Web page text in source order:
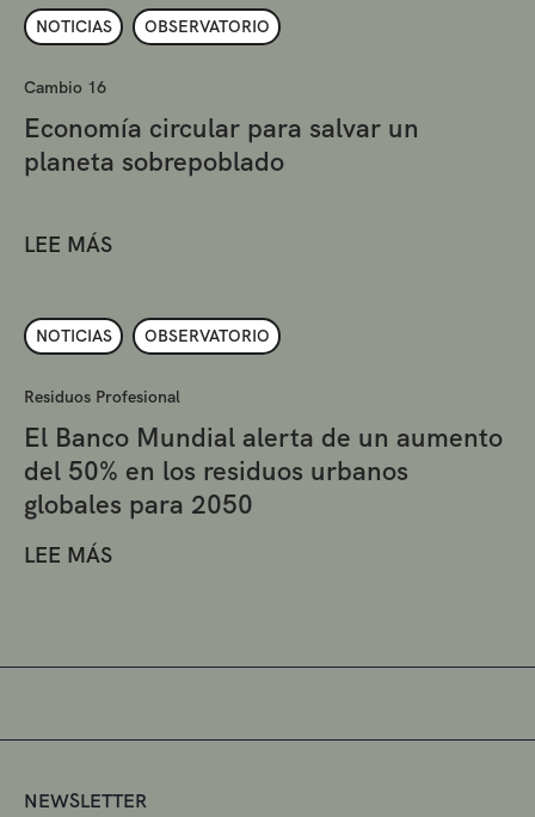
NOTICIAS OBSERVATORIO
Cambio 16
Economía circular para salvar un
planeta sobrepoblado
LEE MÁS
NOTICIAS OBSERVATORIO
Residuos Profesional
El Banco Mundial alerta de un aumento
del 50% en los residuos urbanos
globales para 2050
LEE MÁS
NEWSLETTER